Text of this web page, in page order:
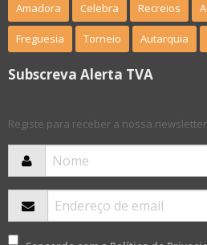
Amadora Celebra Recreios
Freguesia Torneio Autarquia
Subscreva Alerta TVA
Registe para receber a nossa